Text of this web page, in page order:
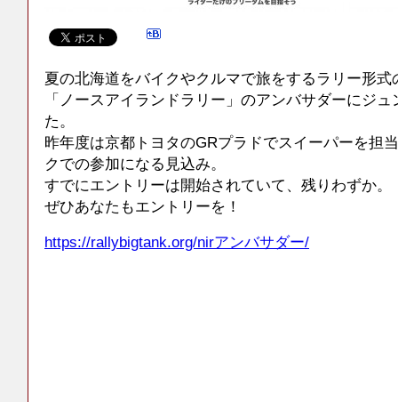
夏の北海道をバイクやクルマで旅をするラリー形
「ノースアイランドラリー」のアンバサダーにジ
た。
昨年度は京都トヨタのGRプラドでスイーパーを担
クでの参加になる見込み。
すでにエントリーは開始されていて、残りわずか。
ぜひあなたもエントリーを！
https://rallybigtank.org/nirアンバサダー/